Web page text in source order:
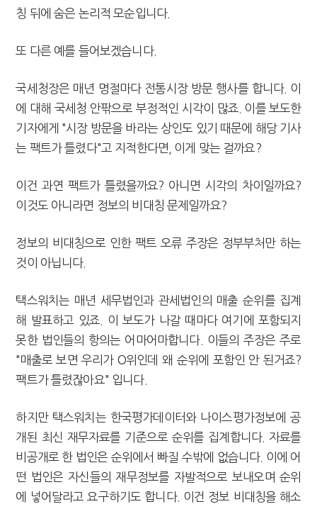
칭 뒤에 숨은 논리적 모순입니다.
또 다른 예를 들어보겠습니다.
국세청장은 매년 명절마다 전통시장 방문 행사를 합니다. 이
에 대해 국세청 안팎으로 부정적인 시각이 많죠. 이를 보도한
기자에게 "시장 방문을 바라는 상인도 있기 때문에 해당 기사
는 팩트가 틀렸다"고 지적한다면, 이게 맞는 걸까요?
이건 과연 팩트가 틀렸을까요? 아니면 시각의 차이일까요?
이것도 아니라면 정보의 비대칭 문제일까요?
정보의 비대칭으로 인한 팩트 오류 주장은 정부부처만 하는
것이 아닙니다.
택스워치는 매년 세무법인과 관세법인의 매출 순위를 집계
해 발표하고 있죠. 이 보도가 나갈 때마다 여기에 포함되지
못한 법인들의 항의는 어마어마합니다. 이들의 주장은 주로
"매출로 보면 우리가 O위인데 왜 순위에 포함인 안 된거죠?
팩트가 틀렸잖아요" 입니다.
하지만 택스워치는 한국평가데이터와 나이스평가정보에 공
개된 최신 재무자료를 기준으로 순위를 집계합니다. 자료를
비공개로 한 법인은 순위에서 빠질 수밖에 없습니다. 이에 어
떤 법인은 자신들의 재무정보를 자발적으로 보내오며 순위
에 넣어달라고 요구하기도 합니다. 이건 정보 비대칭을 해소